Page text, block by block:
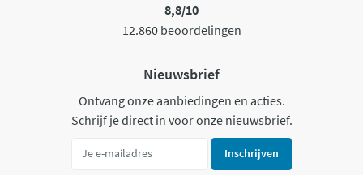
8,8/10
12.860 beoordelingen
Nieuwsbrief
Ontvang onze aanbiedingen en acties.
Schrijf je direct in voor onze nieuwsbrief.
Inschrijven